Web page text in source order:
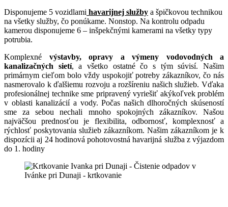
Disponujeme 5 vozidlami havarijnej služby a špičkovou technikou
na všetky služby, čo ponúkame. Nonstop. Na kontrolu odpadu
kamerou disponujeme 6 – inšpekčnými kamerami na všetky typy
potrubia.
Komplexné výstavby, opravy a výmeny vodovodných a
kanalizačných sietí, a všetko ostatné čo s tým súvisí. Našim
primárnym cieľom bolo vždy uspokojiť potreby zákazníkov, čo nás
nasmerovalo k ďalšiemu rozvoju a rozšíreniu našich služieb. Vďaka
profesionálnej technike sme pripravený vyriešiť akýkoľvek problém
v oblasti kanalizácií a vody. Počas našich dlhoročných skúseností
sme za sebou nechali mnoho spokojných zákazníkov. Našou
najväčšou prednosťou je flexibilita, odbornosť, komplexnosť a
rýchlosť poskytovania služieb zákazníkom. Našim zákazníkom je k
dispozícii aj 24 hodinová pohotovostná havarijná služba z výjazdom
do 1. hodiny